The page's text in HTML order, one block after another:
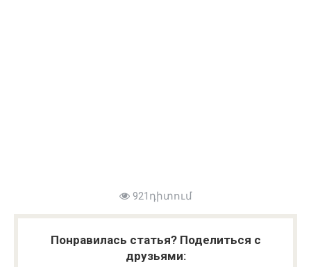
921դիտում
Понравилась статья? Поделиться с
друзьями: